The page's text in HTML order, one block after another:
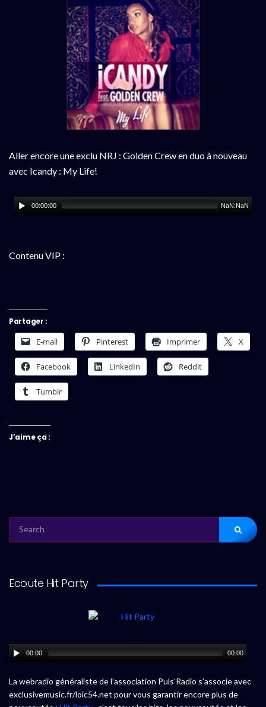
Aller encore une exclu NRJ : Golden Crew en duo à nouveau
avec Icandy : My Life!
00:00:00 NaN:NaN
Contenu VIP :
Partager :
E-mail Pinterest Imprimer X
Facebook LinkedIn Reddit
Tumblr
J’aime ça :
FOR:
Ecoute Hit Party
00:00 00:00
La webradio généraliste de l’association Puls’Radio s’associe avec
exclusivemusic.fr/loic54.net pour vous garantir encore plus de